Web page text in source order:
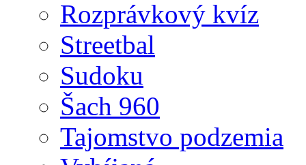
Rozprávkový kvíz
Streetbal
Sudoku
Šach 960
Tajomstvo podzemia